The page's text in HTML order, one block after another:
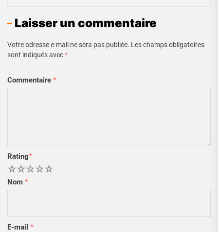
Laisser un commentaire
Votre adresse e-mail ne sera pas publiée. Les champs obligatoires
sont indiqués avec*
Commentaire *
Rating*
5
4
3
2
Nom *
E-mail *